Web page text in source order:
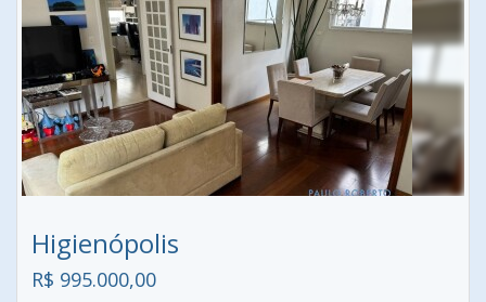
Higienópolis
R$ 995.000,00